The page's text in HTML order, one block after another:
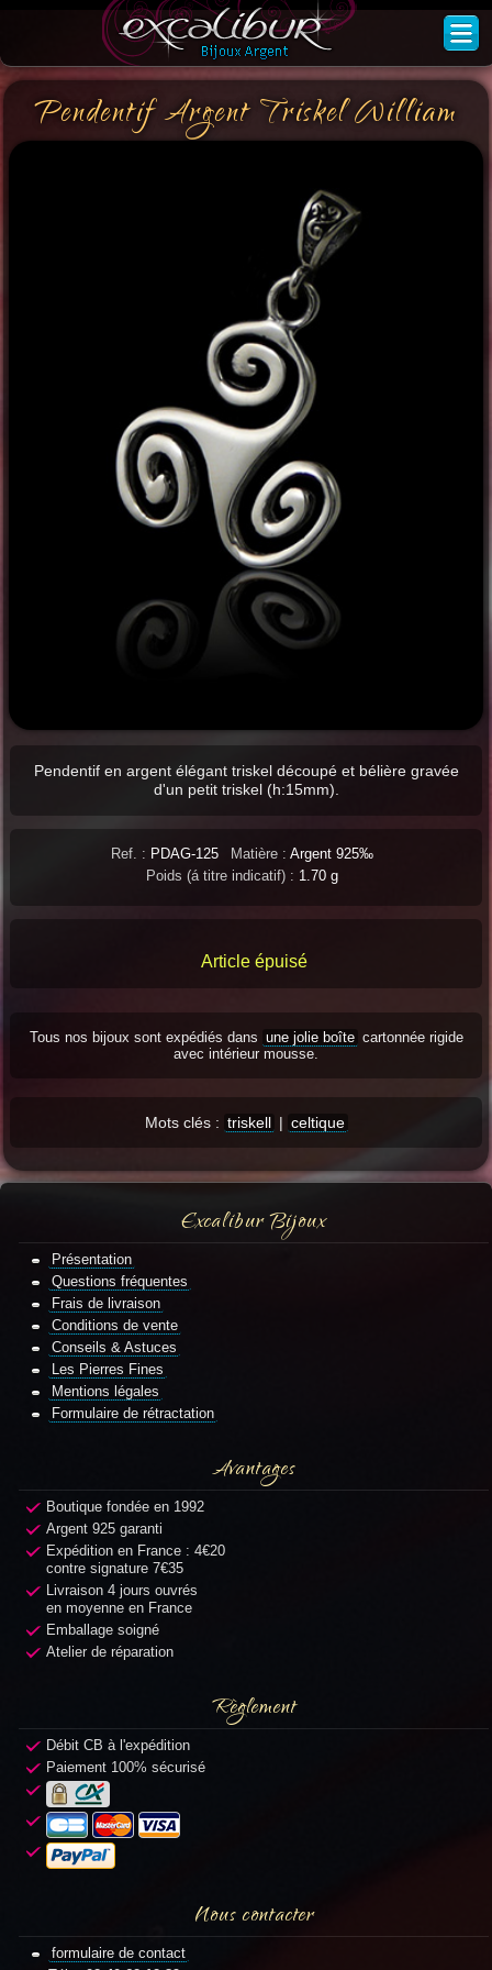
Pendentif Argent Triskel William
Pendentif en argent élégant triskel découpé et bélière gravée
d'un petit triskel (h:15mm).
Ref. : PDAG-125 Matière : Argent 925‰
Poids (á titre indicatif) : 1.70 g
Article épuisé
Tous nos bijoux sont expédiés dans une jolie boîte cartonnée rigide
avec intérieur mousse.
Mots clés : triskell | celtique
Excalibur Bijoux
Présentation
Questions fréquentes
Frais de livraison
Conditions de vente
Conseils & Astuces
Les Pierres Fines
Mentions légales
Formulaire de rétractation
Avantages
Boutique fondée en 1992
Argent 925 garanti
Expédition en France : 4€20
contre signature 7€35
Livraison 4 jours ouvrés
en moyenne en France
Emballage soigné
Atelier de réparation
Règlement
Débit CB à l'expédition
Paiement 100% sécurisé
Nous contacter
formulaire de contact